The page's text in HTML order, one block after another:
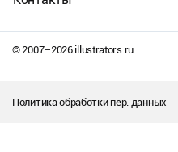
© 2007–2026illustrators.ru
Политика обработки пер. данных